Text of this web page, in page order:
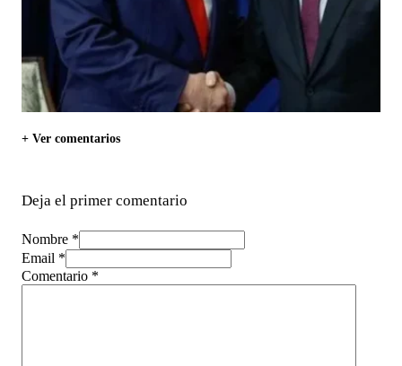
+ Ver comentarios
Deja el primer comentario
Nombre *
Email *
Comentario *